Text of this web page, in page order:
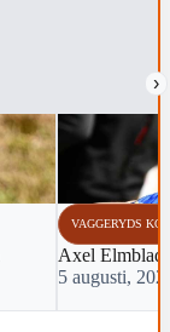
›
VAGGERYDS
Axel Elmblad
5 augusti,